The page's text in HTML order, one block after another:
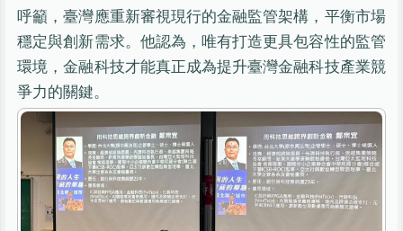
呼籲，臺灣應重新審視現行的金融監管架構，平衡市場
穩定與創新需求。他認為，唯有打造更具包容性的監管
環境，金融科技才能真正成為提升臺灣金融科技產業競
爭力的關鍵。